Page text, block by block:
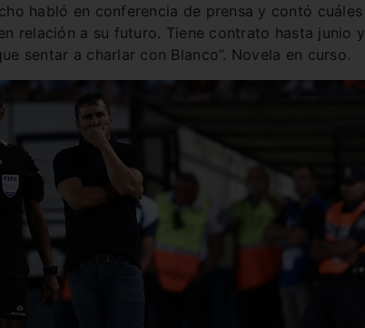
habló en conferencia de prensa y contó cuáles
relación a su futuro. Tiene contrato hasta junio y
sentar a charlar con Blanco”. Novela en curso.